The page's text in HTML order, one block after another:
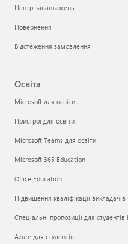
Центр завантажень
Повернення
Відстеження замовлення
Освіта
Microsoft для освіти
Пристрої для освіти
Microsoft Teams для освіти
Microsoft 365 Education
Office Education
Підвищення кваліфікації викладачів
Спеціальні пропозиції для студентів
Azure для студентів